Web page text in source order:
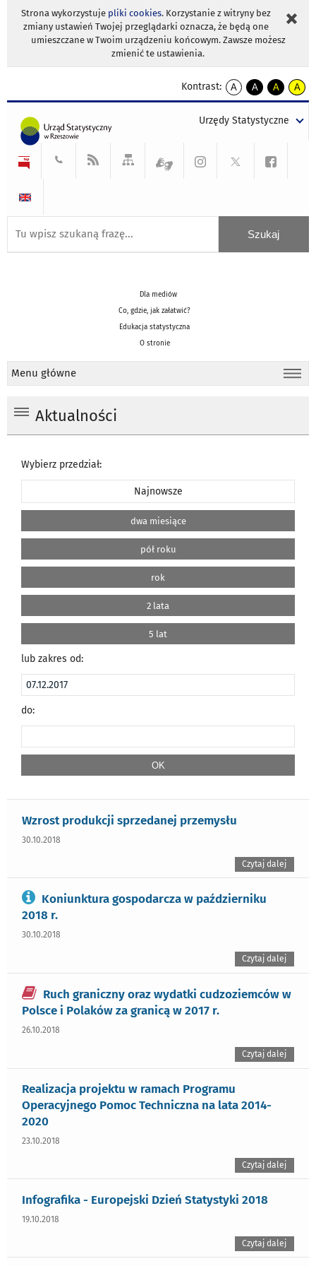
Strona wykorzystuje pliki cookies. Korzystanie z witryny bez
zmiany ustawień Twojej przeglądarki oznacza, że będą one
umieszczane w Twoim urządzeniu końcowym. Zawsze możesz
zmienić te ustawienia.
Kontrast:
A
kontrast
A
kontrast
tekst
czarnym
A
kontrast
tekst
czarnym
A
tekst
żółtym
Urzędy Statystyczne
Dla mediów
Co, gdzie, jak załatwić?
Edukacja statystyczna
O stronie
Menu główne
Aktualności
Wybierz przedział:
Najnowsze
dwa miesiące
pół roku
rok
2 lata
5 lat
lub zakres od:
do:
Wzrost produkcji sprzedanej przemysłu
30.10.2018
Czytaj dalej
Koniunktura gospodarcza w październiku
2018 r.
30.10.2018
Czytaj dalej
Ruch graniczny oraz wydatki cudzoziemców w
Polsce i Polaków za granicą w 2017 r.
26.10.2018
Czytaj dalej
Realizacja projektu w ramach Programu
Operacyjnego Pomoc Techniczna na lata 2014-
2020
23.10.2018
Czytaj dalej
Infografika - Europejski Dzień Statystyki 2018
19.10.2018
Czytaj dalej